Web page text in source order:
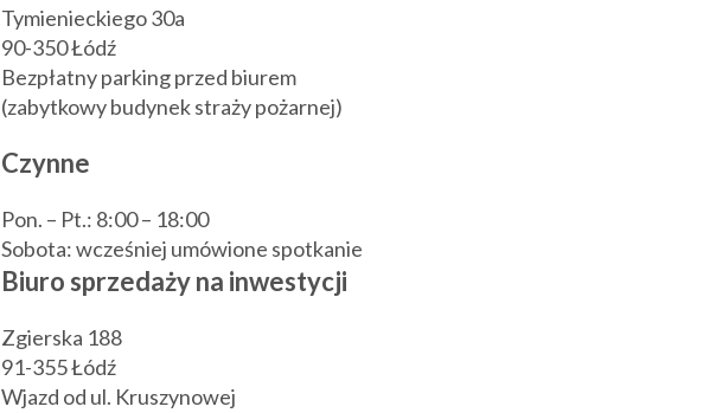
Tymienieckiego 30a
90-350 Łódź
Bezpłatny parking przed biurem
(zabytkowy budynek straży pożarnej)
Czynne
Pon. – Pt.: 8:00 – 18:00
Sobota: wcześniej umówione spotkanie
Biuro sprzedaży na inwestycji
Zgierska 188
91-355 Łódź
Wjazd od ul. Kruszynowej